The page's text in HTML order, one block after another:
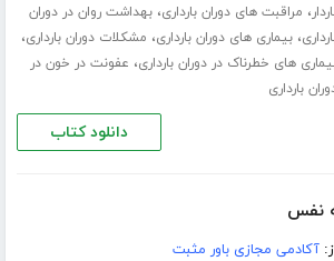
، مراقبت های دوران بارداری،بهداشت روان در دوران
،بیماری های دوران بارداری، مشکلات دوران بارداری،
های خطرناک در دوران بارداری، عفونت در خون در
بارداری
دانلود کتاب
نفس
آکادمی مجازی باور مثبت